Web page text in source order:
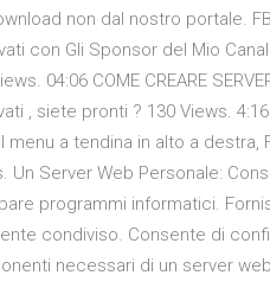
non dal nostro portale. FB
con Gli Sponsor del Mio
04:06 COME CREARE
, siete pronti ? 130 Views.
menu a tendina in alto a destra,
Server Web Personale:
programmi informatici.
condiviso. Consente di
necessari di un server